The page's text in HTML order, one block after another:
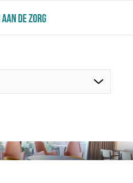
| Vakblad over bouw en